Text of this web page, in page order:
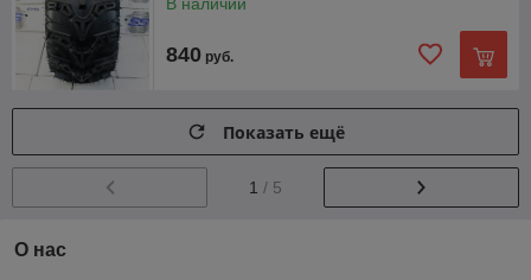
В наличии
840 руб.
Показать ещё
1 / 5
О нас